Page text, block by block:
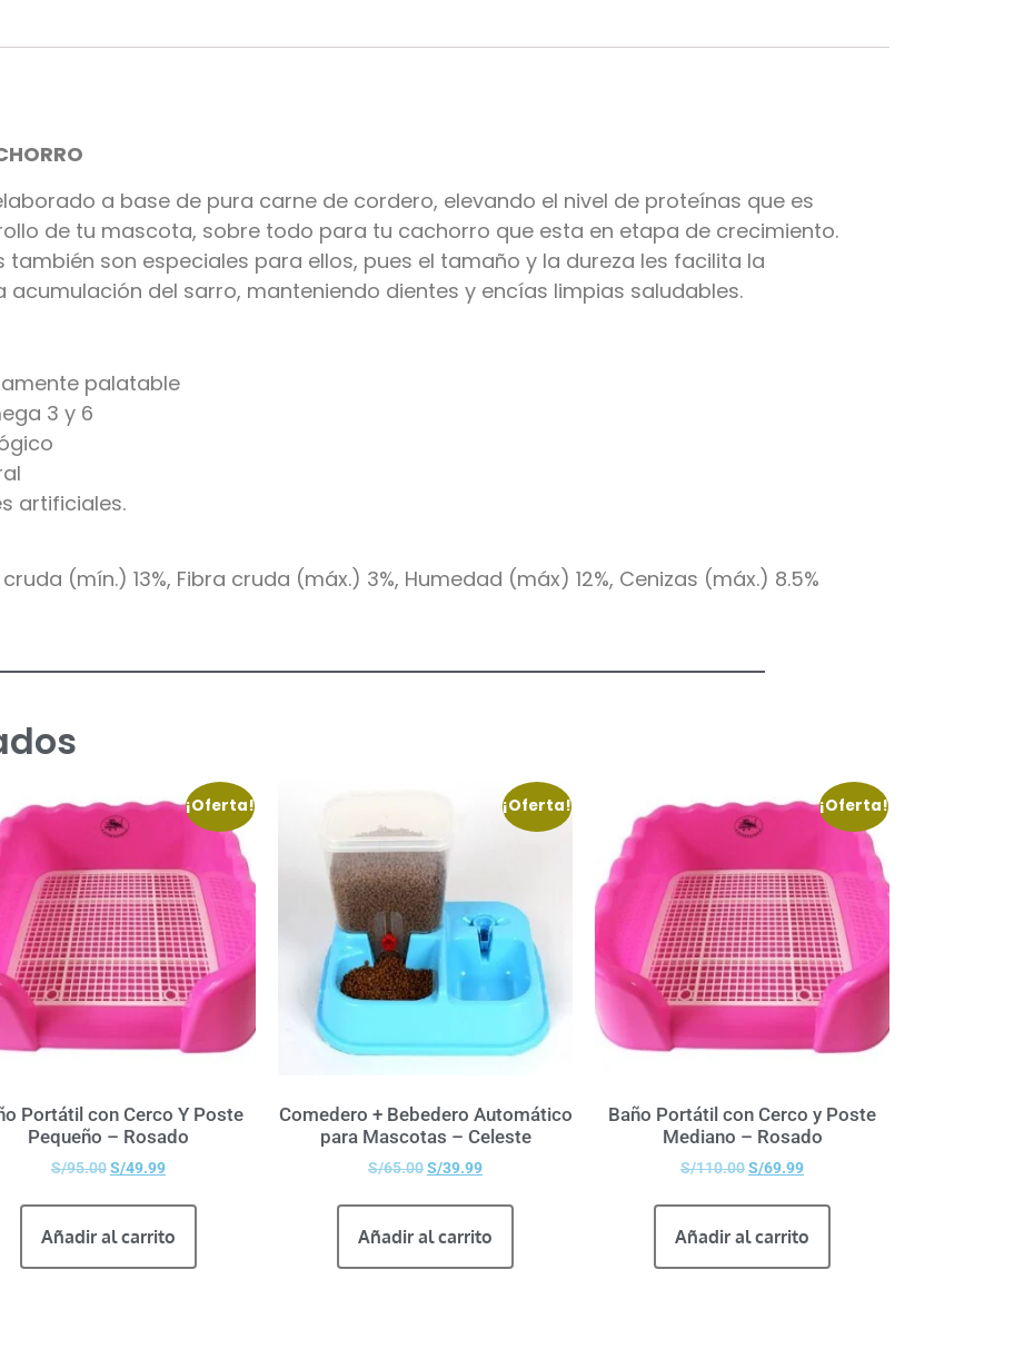
a base de pura carne de cordero, elevando el nivel de proteínas que es
de tu mascota, sobre todo para tu cachorro que esta en etapa de crecimiento.
también son especiales para ellos, pues el tamaño y la dureza les facilita la
del sarro, manteniendo dientes y encías limpias saludables.
palatable
3 y 6
artificiales.
(mín.) 13%, Fibra cruda (máx.) 3%, Humedad (máx) 12%, Cenizas (máx.) 8.5%
¡Oferta!
Portátil con Cerco Y Poste
Pequeño – Rosado
S/95.00S/49.99
Añadir al carrito
¡Oferta!
Comedero + Bebedero Automático
para Mascotas – Celeste
S/65.00S/39.99
Añadir al carrito
¡Oferta!
Baño Portátil con Cerco y Poste
Mediano – Rosado
S/110.00S/69.99
Añadir al carrito